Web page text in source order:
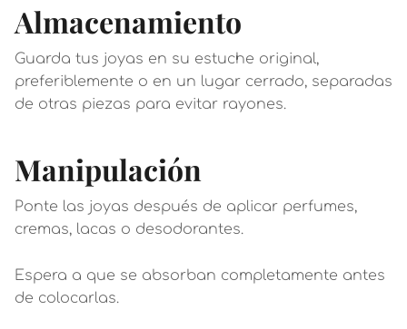
Almacenamiento
Guarda tus joyas en su estuche original,
preferiblemente o en un lugar cerrado, separadas
de otras piezas para evitar rayones.
Manipulación
Ponte las joyas después de aplicar perfumes,
cremas, lacas o desodorantes.
Espera a que se absorban completamente antes
de colocarlas.